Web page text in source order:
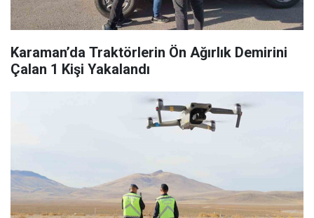
Karaman’da Traktörlerin Ön Ağırlık Demirini
Çalan 1 Kişi Yakalandı